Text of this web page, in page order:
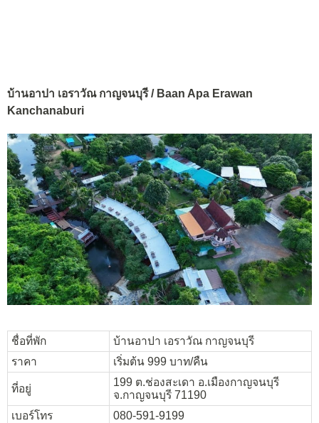
บ้านอาปา เอราวัณ กาญจนบุรี / Baan Apa Erawan
Kanchanaburi
ชื่อที่พัก
บ้านอาปา เอราวัณ กาญจนบุรี
ราคา
เริ่มต้น 999 บาท/คืน
ที่อยู่
199 ต.ช่องสะเดา อ.เมืองกาญจนบุรี
จ.กาญจนบุรี 71190
เบอร์โทร
080-591-9199